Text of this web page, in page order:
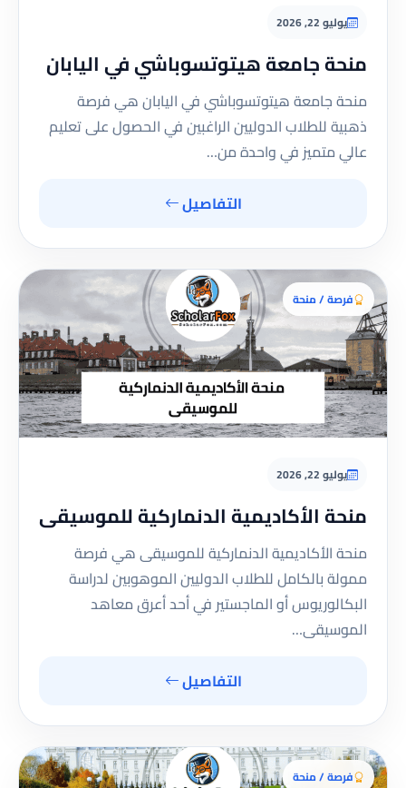
يوليو 22, 2026
منحة جامعة هيتوتسوباشي في اليابان
منحة جامعة هيتوتسوباشي في اليابان هي فرصة
ذهبية للطلاب الدوليين الراغبين في الحصول على تعليم
عالي متميز في واحدة من…
التفاصيل
فرصة / منحة
يوليو 22, 2026
منحة الأكاديمية الدنماركية للموسيقى
منحة الأكاديمية الدنماركية للموسيقى هي فرصة
ممولة بالكامل للطلاب الدوليين الموهوبين لدراسة
البكالوريوس أو الماجستير في أحد أعرق معاهد
الموسيقى…
التفاصيل
فرصة / منحة